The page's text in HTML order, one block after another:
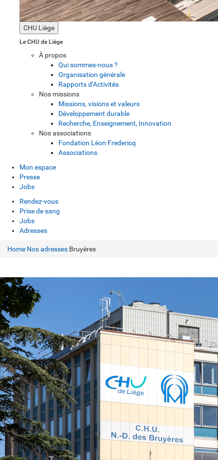
CHU Liège
Le CHU de Liège
À propos
Qui sommes-nous ?
Organisation générale
Rapports d’Activités
Nos missions
Missions, visions et valeurs
Développement durable
Recherche, Enseignement, Innovation
Nos associations
Fondation Léon Fredericq
Associations
Mon espace
Presse
Jobs
Rendez-vous
Prise de sang
Jobs
Adresses
Home Nos adresses Bruyères